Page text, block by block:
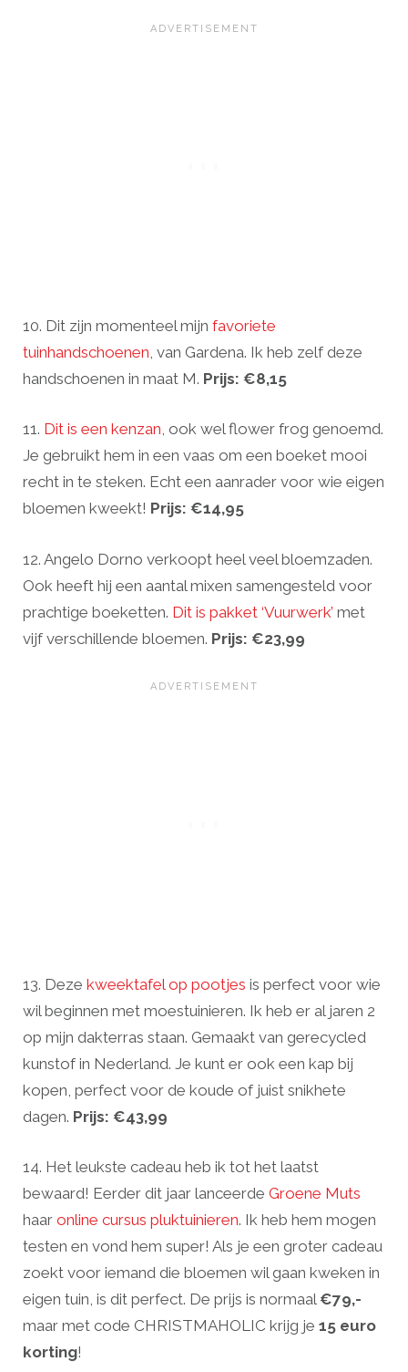
10. Dit zijn momenteel mijn favoriete
tuinhandschoenen, van Gardena. Ik heb zelf deze
handschoenen in maat M. Prijs: €8,15
11. Dit is een kenzan, ook wel flower frog genoemd.
Je gebruikt hem in een vaas om een boeket mooi
recht in te steken. Echt een aanrader voor wie eigen
bloemen kweekt! Prijs: €14,95
12. Angelo Dorno verkoopt heel veel bloemzaden.
Ook heeft hij een aantal mixen samengesteld voor
prachtige boeketten. Dit is pakket ‘Vuurwerk’ met
vijf verschillende bloemen. Prijs: €23,99
13. Deze kweektafel op pootjes is perfect voor wie
wil beginnen met moestuinieren. Ik heb er al jaren 2
op mijn dakterras staan. Gemaakt van gerecycled
kunstof in Nederland. Je kunt er ook een kap bij
kopen, perfect voor de koude of juist snikhete
dagen. Prijs: €43,99
14. Het leukste cadeau heb ik tot het laatst
bewaard! Eerder dit jaar lanceerde Groene Muts
haar online cursus pluktuinieren. Ik heb hem mogen
testen en vond hem super! Als je een groter cadeau
zoekt voor iemand die bloemen wil gaan kweken in
eigen tuin, is dit perfect. De prijs is normaal €79,-
maar met code CHRISTMAHOLIC krijg je 15 euro
korting!